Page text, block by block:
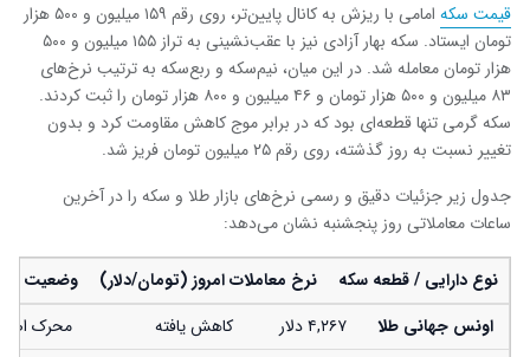
قیمت سکه
امامی با ریزش به کانال پایین‌تر، روی رقم ۱۵۹ میلیون و ۵۰۰ هزار
تومان ایستاد. سکه بهار آزادی نیز با عقب‌نشینی به تراز ۱۵۵ میلیون و ۵۰۰
هزار تومان معامله شد. در این میان، نیم‌سکه و ربع‌سکه به ترتیب نرخ‌های
۸۳ میلیون و ۵۰۰ هزار تومان و ۴۶ میلیون و ۸۰۰ هزار تومان را ثبت کردند.
سکه گرمی تنها قطعه‌ای بود که در برابر موج کاهش مقاومت کرد و بدون
تغییر نسبت به روز گذشته، روی رقم ۲۵ میلیون تومان فریز شد.
جدول زیر جزئیات دقیق و رسمی نرخ‌های بازار طلا و سکه را در آخرین
ساعات معاملاتی روز پنجشنبه نشان می‌دهد:
نوع دارایی / قطعه سکه نرخ معاملات امروز (تومان/دلار)
وضعیت
اونس جهانی طلا
۴,۲۶۷ دلار کاهش یافته
محرک